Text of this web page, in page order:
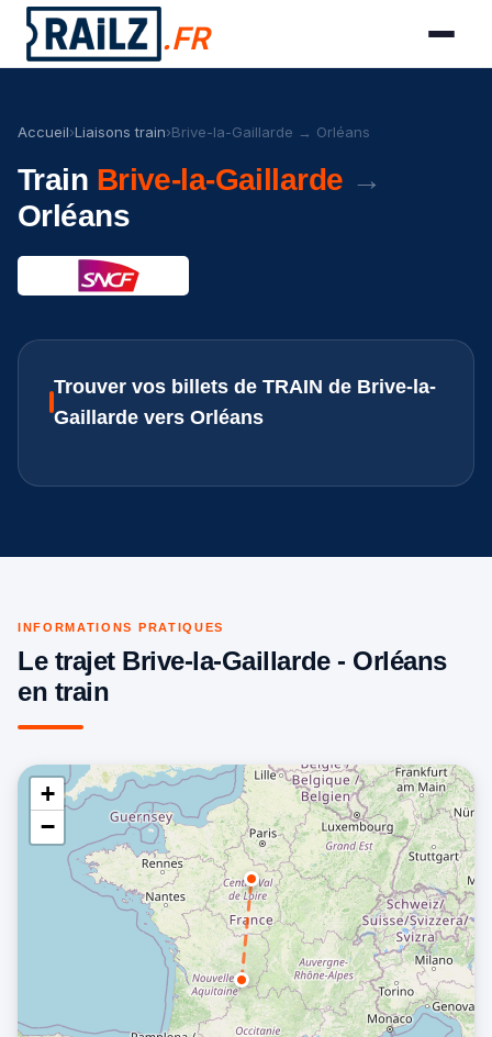
.FR
Accueil›Liaisons train›Brive-la-Gaillarde → Orléans
Train Brive-la-Gaillarde →
Orléans
Trouver vos billets de TRAIN de Brive-la-
Gaillarde vers Orléans
INFORMATIONS PRATIQUES
Le trajet Brive-la-Gaillarde - Orléans
en train
+
−